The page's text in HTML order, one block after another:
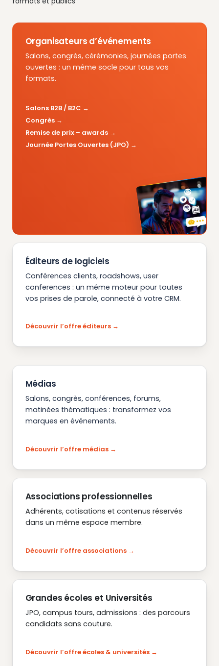
Organisateurs d’événements
Salons, congrès, cérémonies, journées portes
ouvertes : un même socle pour tous vos
formats.
Salons B2B / B2C
Congrès
Remise de prix – awards
Journée Portes Ouvertes (JPO)
Éditeurs de logiciels
Conférences clients, roadshows, user
conferences : un même moteur pour toutes
vos prises de parole, connecté à votre CRM.
Découvrir l’offre éditeurs
Médias
Salons, congrès, conférences, forums,
matinées thématiques : transformez vos
marques en événements.
Découvrir l’offre médias
Associations professionnelles
Adhérents, cotisations et contenus réservés
dans un même espace membre.
Découvrir l’offre associations
Grandes écoles et Universités
JPO, campus tours, admissions : des parcours
candidats sans couture.
Découvrir l’offre écoles & universités